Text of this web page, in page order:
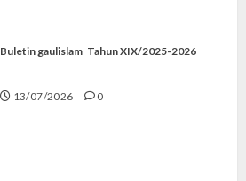
Buletin gaulislam Tahun XIX/2025-2026
13/07/2026 0